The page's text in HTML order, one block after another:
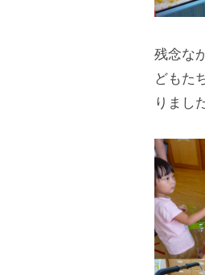
、
9
保
育
で
は
木
の
ぬ
く
残念な
どもた
りまし